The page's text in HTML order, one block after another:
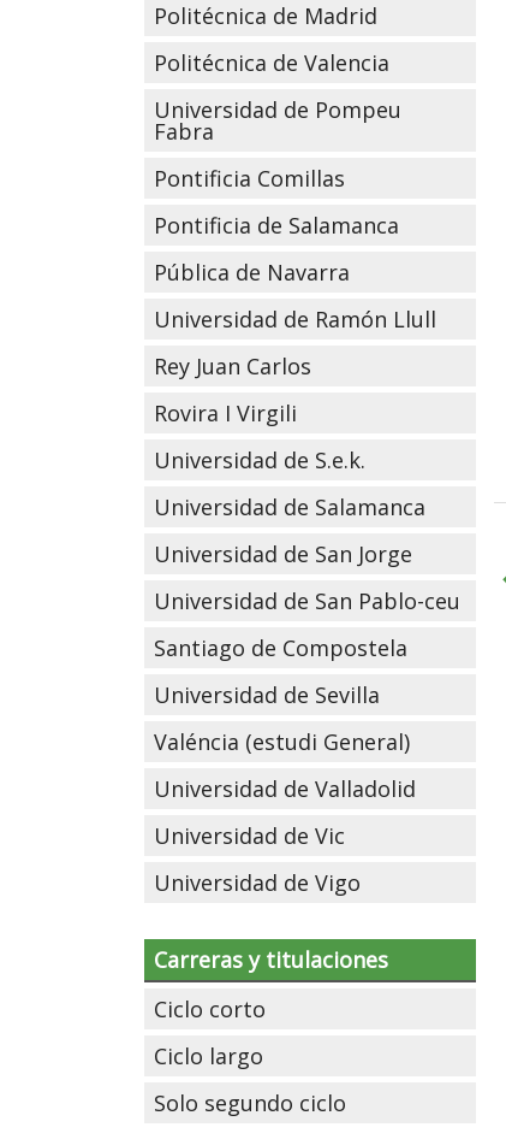
Politécnica de Madrid
Politécnica de Valencia
Universidad de Pompeu
Fabra
Pontificia Comillas
Pontificia de Salamanca
Pública de Navarra
Universidad de Ramón Llull
Rey Juan Carlos
Rovira I Virgili
Universidad de S.e.k.
Universidad de Salamanca
Universidad de San Jorge
Universidad de San Pablo-ceu
Santiago de Compostela
Universidad de Sevilla
Valéncia (estudi General)
Universidad de Valladolid
Universidad de Vic
Universidad de Vigo
Carreras y titulaciones
Ciclo corto
Ciclo largo
Solo segundo ciclo